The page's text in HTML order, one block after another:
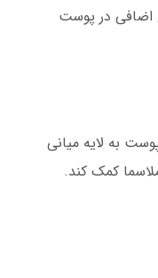
اضافی در پوست
به لایه میانی
کمک کند.